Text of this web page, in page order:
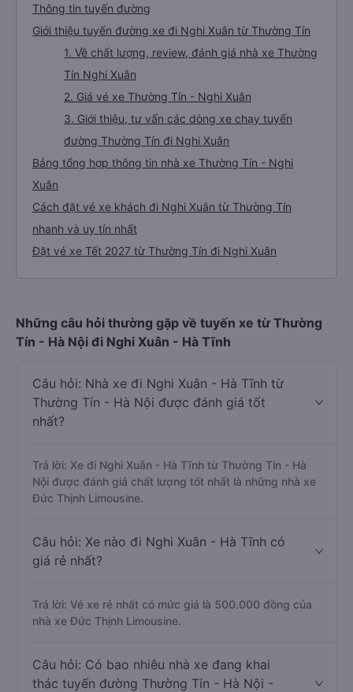
Thông tin tuyến đường
Giới thiệu tuyến đường xe đi Nghi Xuân từ Thường Tín
1. Về chất lượng, review, đánh giá nhà xe Thường
Tín Nghi Xuân
2. Giá vé xe Thường Tín - Nghi Xuân
3. Giới thiệu, tư vấn các dòng xe chạy tuyến
đường Thường Tín đi Nghi Xuân
Bảng tổng hợp thông tin nhà xe Thường Tín - Nghi
Xuân
Cách đặt vé xe khách đi Nghi Xuân từ Thường Tín
nhanh và uy tín nhất
Đặt vé xe Tết 2027 từ Thường Tín đi Nghi Xuân
Những câu hỏi thường gặp về tuyến xe từ Thường
Tín - Hà Nội đi Nghi Xuân - Hà Tĩnh
Câu hỏi: Nhà xe đi Nghi Xuân - Hà Tĩnh từ
Thường Tín - Hà Nội được đánh giá tốt
nhất?
Trả lời: Xe đi Nghi Xuân - Hà Tĩnh từ Thường Tín - Hà
Nội được đánh giá chất lượng tốt nhất là những nhà xe
Đức Thịnh Limousine.
Câu hỏi: Xe nào đi Nghi Xuân - Hà Tĩnh có
giá rẻ nhất?
Trả lời: Vé xe rẻ nhất có mức giá là 500.000 đồng của
nhà xe Đức Thịnh Limousine.
Câu hỏi: Có bao nhiêu nhà xe đang khai
thác tuyến đường Thường Tín - Hà Nội -